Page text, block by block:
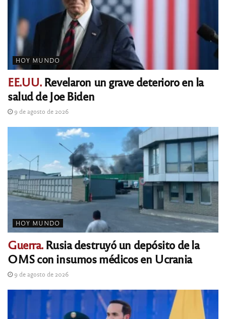
HOY MUNDO
EE.UU.Revelaron un grave deterioro en la
salud de Joe Biden
9 de agosto de 2026
HOY MUNDO
Guerra.Rusia destruyó un depósito de la
OMS con insumos médicos en Ucrania
9 de agosto de 2026